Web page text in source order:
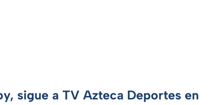
sigue a TV Azteca Deportes en